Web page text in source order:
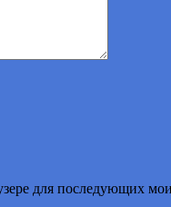
для последующих